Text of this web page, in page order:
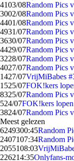
4103/08Random Pics
3002/08Random Pics
4401/08Random Pics
4931/07Random Pics
3630/07Random Pics
4429/07Random Pics
3228/07Random Pics
4027/07Random Pics
1427/07VrijMiBabes
1525/07FOK!kers
8325/07Random Pics
524/07FOK!kers
3824/07Random Pics
Meest gelezen
6249300:45Random
2407107:34Random
2055108:03
226214:35Onlyfans-